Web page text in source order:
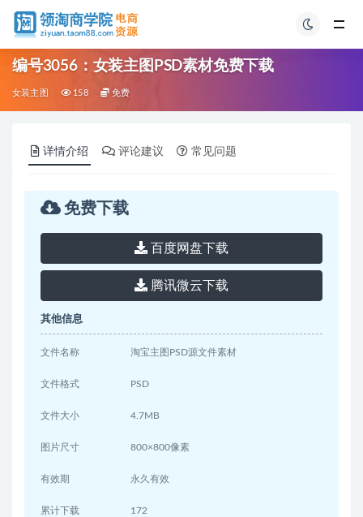
编号3056：女装主图PSD素材免费下载
女装主图 158 免费
详情介绍 评论建议 常见问题
免费下载
百度网盘下载
腾讯微云下载
其他信息
文件名称 淘宝主图PSD源文件素材
文件格式 PSD
文件大小 4.7MB
图片尺寸 800×800像素
有效期 永久有效
累计下载 172